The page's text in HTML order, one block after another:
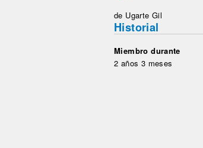
de Ugarte Gil
Historial
Miembro durante
2 años 3 meses